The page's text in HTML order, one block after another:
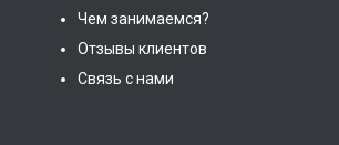
Чем занимаемся?
Отзывы клиентов
Связь с нами